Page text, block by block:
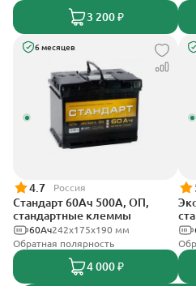
3 200 ₽
6 месяцев
4.7 Россия
Стандарт 60Ач 500А, ОП,
стандартные клеммы
242x175x190 мм
60Ач
Обратная полярность
4 000 ₽